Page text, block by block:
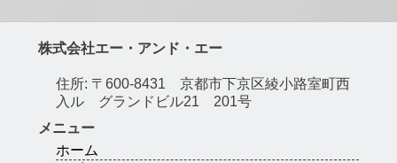
株式会社エー・アンド・エー
住所: 〒600-8431 京都市下京区綾小路室町西
入ル グランドビル21 201号
メニュー
ホーム